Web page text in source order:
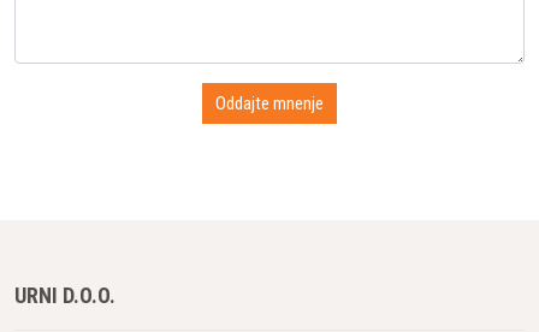
URNI D.O.O.